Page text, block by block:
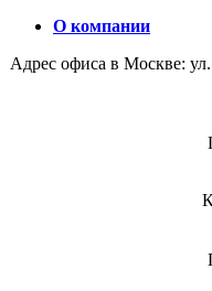
О компании
Адрес офиса в Москве: